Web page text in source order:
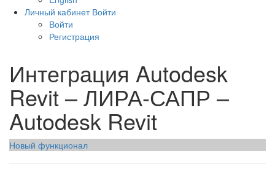
Личный кабинет Войти
Войти
Регистрация
Интеграция Autodesk
Revit – ЛИРА-САПР –
Autodesk Revit
Новый функционал